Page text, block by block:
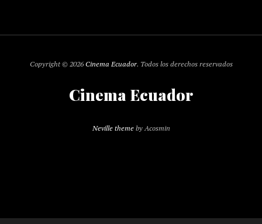
Copyright © 2026Cinema Ecuador. Todos los derechos reservados
Cinema Ecuador
Neville themeby Acosmin